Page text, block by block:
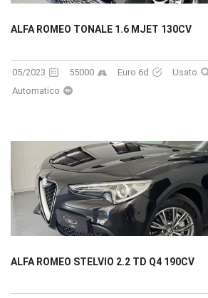
ALFA ROMEO TONALE 1.6 MJET 130CV
05/2023 55000 Euro 6d Usato
Automatico
ALFA ROMEO STELVIO 2.2 TD Q4 190CV